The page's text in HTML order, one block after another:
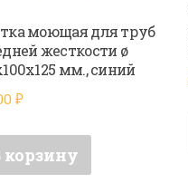
моющая для труб
жесткости ø
мм., синий
₽
корзину